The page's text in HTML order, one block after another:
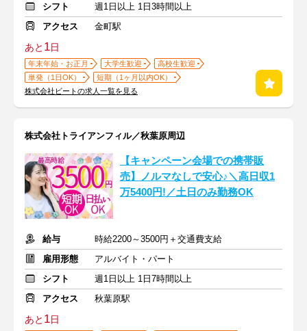
シフト
週1日以上 1日3時間以上
アクセス
金町駅
あと 1日
年末年始・お正月 大学生歓迎
高校生歓迎
単発（1日OK）
短期（1ヶ月以内OK）
株式会社ビートの求人一覧を見る
株式会社トライアンフィル／秋葉原周辺
【キャンペーン会場での携帯販
売】ノルマなしで安心♪＼高日収1
万5400円!／土日のみ勤務OK
給与
時給2200～3500円＋交通費支給
雇用形態
アルバイト・パート
シフト
週1日以上 1日7時間以上
アクセス
秋葉原駅
あと 1日